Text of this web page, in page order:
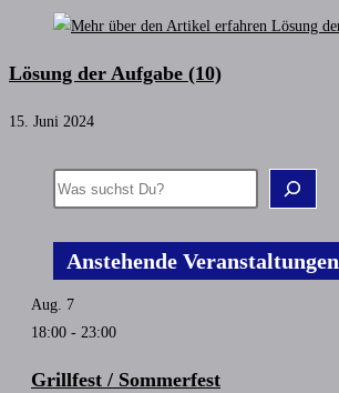
Lösung der Aufgabe (10)
15. Juni 2024
Anstehende Veranstaltungen
Aug. 7
18:00 - 23:00
Grillfest / Sommerfest